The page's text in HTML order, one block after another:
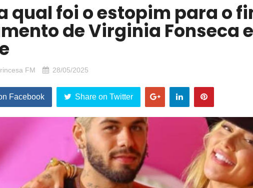
de Virginia Fonseca
FM 28/05/2025
Facebook Share on Twitter